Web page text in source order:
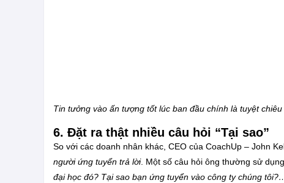
Tin tưởng vào ấn tượng tốt lúc ban đầu chính là tuyệt
6. Đặt ra thật nhiều câu hỏi “Tại sao”
So với các doanh nhân khác, CEO của CoachUp – John
người ứng tuyển trả lời. Một số câu hỏi ông thường sử
đại học đó? Tại sao bạn ứng tuyển vào công ty chúng